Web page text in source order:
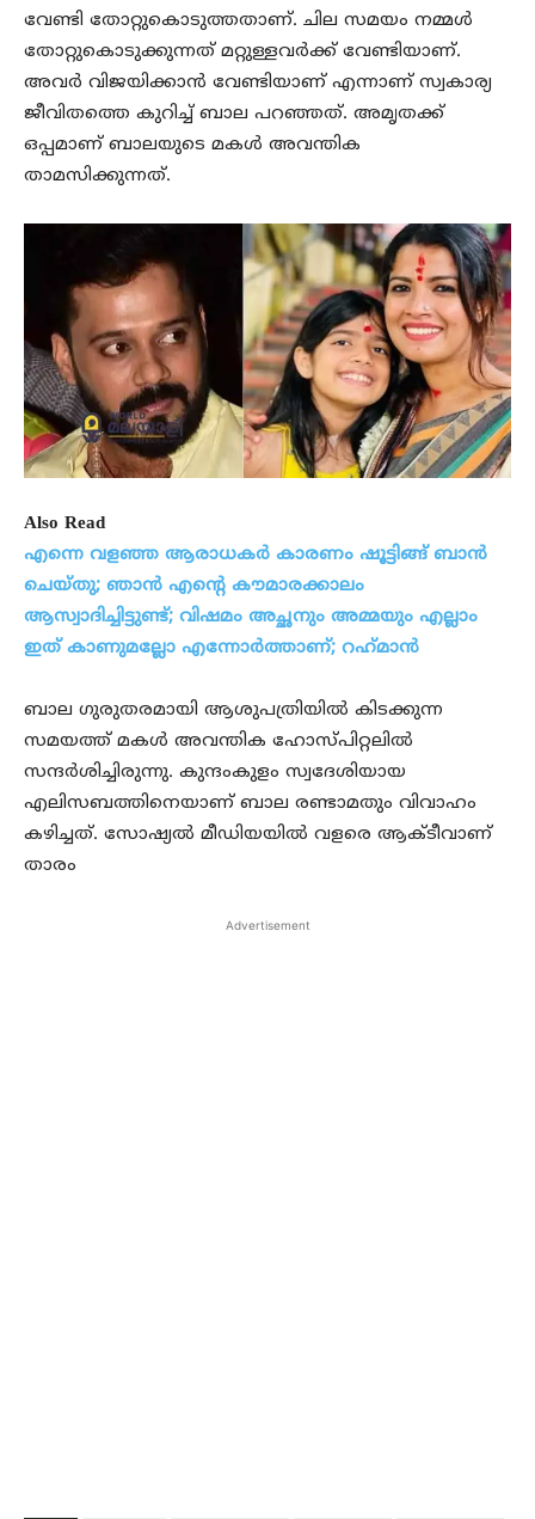
വേണ്ടി തോറ്റുകൊടുത്തതാണ്. ചില സമയം നമ്മൾ
തോറ്റുകൊടുക്കുന്നത് മറ്റുള്ളവർക്ക് വേണ്ടിയാണ്.
അവർ വിജയിക്കാൻ വേണ്ടിയാണ് എന്നാണ് സ്വകാര്യ
ജീവിതത്തെ കുറിച്ച് ബാല പറഞ്ഞത്. അമൃതക്ക്
ഒപ്പമാണ് ബാലയുടെ മകൾ അവന്തിക
താമസിക്കുന്നത്.
Also Read
എന്നെ വളഞ്ഞ ആരാധകർ കാരണം ഷൂട്ടിങ്ങ് ബാൻ
ചെയ്തു; ഞാൻ എന്റെ കൗമാരക്കാലം
ആസ്വാദിച്ചിട്ടുണ്ട്; വിഷമം അച്ഛനും അമ്മയും എല്ലാം
ഇത് കാണുമല്ലോ എന്നോർത്താണ്; റഹ്‌മാൻ
ബാല ഗുരുതരമായി ആശുപത്രിയിൽ കിടക്കുന്ന
സമയത്ത് മകൾ അവന്തിക ഹോസ്പിറ്റലിൽ
സന്ദർശിച്ചിരുന്നു. കുന്ദംകുളം സ്വദേശിയായ
എലിസബത്തിനെയാണ് ബാല രണ്ടാമതും വിവാഹം
കഴിച്ചത്. സോഷ്യൽ മീഡിയയിൽ വളരെ ആക്ടീവാണ്
താരം
Advertisement